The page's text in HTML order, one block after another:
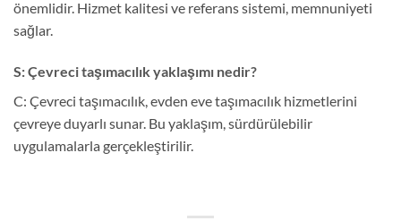
önemlidir. Hizmet kalitesi ve referans sistemi, memnuniyeti
sağlar.
S: Çevreci taşımacılık yaklaşımı nedir?
C: Çevreci taşımacılık, evden eve taşımacılık hizmetlerini
çevreye duyarlı sunar. Bu yaklaşım, sürdürülebilir
uygulamalarla gerçekleştirilir.